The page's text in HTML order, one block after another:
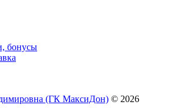
бонусы
(ГК МаксиДон) © 2026